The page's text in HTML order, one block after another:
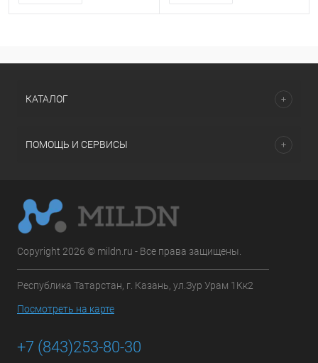
КАТАЛОГ
ПОМОЩЬ И СЕРВИСЫ
Copyright 2026 © mildn.ru - Все права защищены.
Республика Татарстан, г. Казань, ул.Зур Урам 1Кк2
Посмотреть на карте
+7 (843)253-80-30